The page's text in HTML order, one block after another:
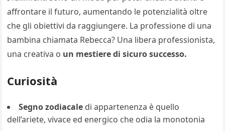
affrontare il futuro, aumentando le potenzialità oltre
che gli obiettivi da raggiungere. La professione di una
bambina chiamata Rebecca? Una libera professionista,
una creativa o un mestiere di sicuro successo.
Curiosità
Segno zodiacale di appartenenza è quello
dell’ariete, vivace ed energico che odia la monotonia